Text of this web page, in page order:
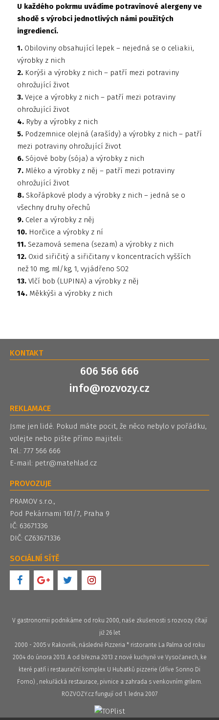
U každého pokrmu uvádíme potravinové alergeny ve
shodě s výrobci jednotlivých námi použitých
ingrediencí.
1. Obiloviny obsahující lepek – nejedná se o celiakii,
výrobky z nich
2. Korýši a výrobky z nich – patří mezi potraviny
ohrožující život
3. Vejce a výrobky z nich – patří mezi potraviny
ohrožující život
4. Ryby a výrobky z nich
5. Podzemnice olejná (arašídy) a výrobky z nich – patří
mezi potraviny ohrožující život
6. Sójové boby (sója) a výrobky z nich
7. Mléko a výrobky z něj – patří mezi potraviny
ohrožující život
8. Skořápkové plody a výrobky z nich – jedná se o
všechny druhy ořechů
9. Celer a výrobky z něj
10. Horčice a výrobky z ní
11. Sezamová semena (sezam) a výrobky z nich
12. Oxid siřičitý a siřičitany v koncentracích vyšších
než 10 mg, ml/kg, 1, vyjádřeno SO2
13. Vlčí bob (LUPINA) a výrobky z něj
14. Měkkýši a výrobky z nich
KONTAKT
606 566 666
info@rozvozy.cz
REKLAMACE
Jsme jen lidé. Pokud máte pocit, že něco nebylo v pořádku,
volejte nebo pište přímo majiteli:
Tel.: 777 566 666
E-mail: petr@matehlad.cz
PROVOZUJE
PRAMOV s.r.o.,
Pod Pekárnami 161/7, Praha 9
IČ: 63671336
DIČ: CZ63671336
SOCIÁLNÍ SÍTĚ
V gastronomii podnikáme od roku 2000, naše zkušenosti s rozvozy čítají
již 26 let
2000 - 2005 v Rakovník, následně Pizzeria * ristorante La Palma od roku
2004 do února 2013. A od března 2013 z nové kuchyně ve Vysočanech, ke
které patří i restaurační komplex U Hubatků pizzerie (dříve Sonno Di
Forno) , nekuřácká restaurace, pivnice a zahrada s venkovním grilem.
ROZVOZY.cz fungují od 1. ledna 2007